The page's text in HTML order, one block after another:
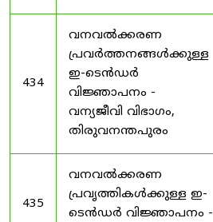
434
വനവൽക്കരണ
പ്രവർത്തനങ്ങൾക്കുള്ള
ഇ-ടെൻഡർ
വിജ്ഞാപനം -
വന്യജീവി വിഭാഗം,
തിരുവനന്തപുരം
435
വനവൽക്കരണ
പ്രവൃത്തികൾക്കുള്ള ഇ-
ടെൻഡർ വിജ്ഞാപനം -